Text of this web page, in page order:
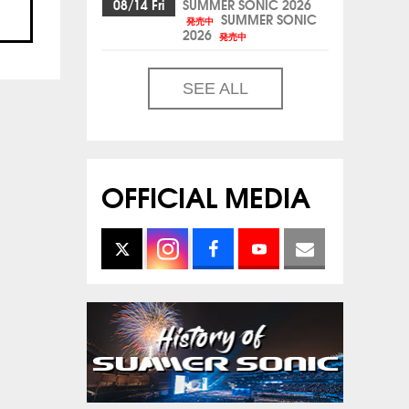
08/14 Fri SUMMER SONIC 2026
発売中 SUMMER SONIC
2026 発売中
SEE ALL
OFFICIAL MEDIA